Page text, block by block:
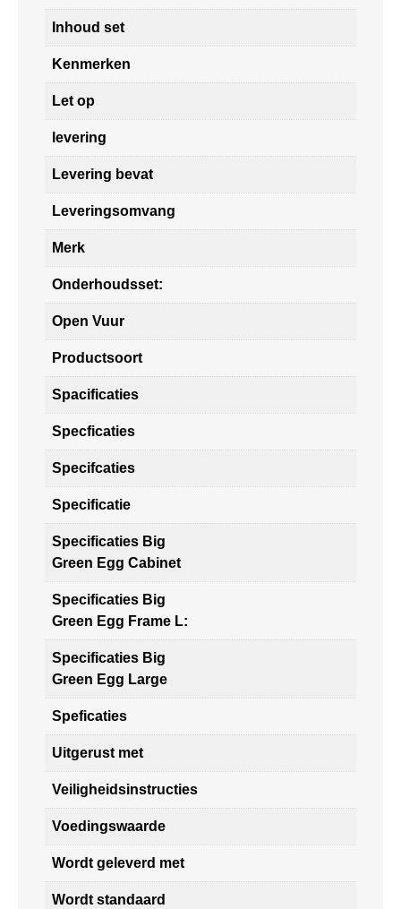
Inhoud set
Kenmerken
Let op
levering
Levering bevat
Leveringsomvang
Merk
Onderhoudsset:
Open Vuur
Productsoort
Spacificaties
Specficaties
Specifcaties
Specificatie
Specificaties Big
Green Egg Cabinet
Specificaties Big
Green Egg Frame L:
Specificaties Big
Green Egg Large
Speficaties
Uitgerust met
Veiligheidsinstructies
Voedingswaarde
Wordt geleverd met
Wordt standaard